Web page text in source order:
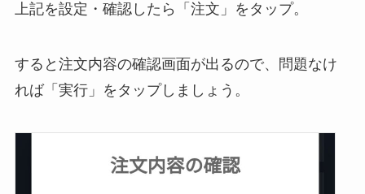
上記を設定・確認したら「注文」をタップ。
すると注文内容の確認画面が出るので、問題なけ
れば「実行」をタップしましょう。